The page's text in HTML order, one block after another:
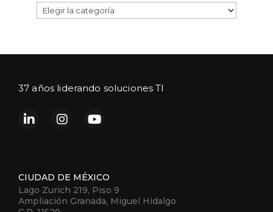
CATEGORÍAS
37 años liderando soluciones TI
CIUDAD DE MÉXICO
Lago Zurich 219, Piso 9
Ampliación Granada, Miguel Hidalgo